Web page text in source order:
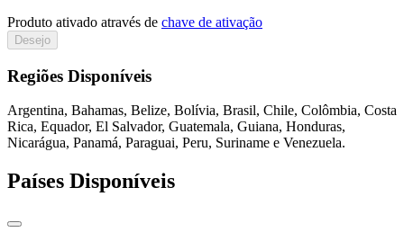
Produto ativado através de chave de ativação
Desejo
Regiões Disponíveis
Argentina, Bahamas, Belize, Bolívia, Brasil, Chile, Colômbia, Costa
Rica, Equador, El Salvador, Guatemala, Guiana, Honduras,
Nicarágua, Panamá, Paraguai, Peru, Suriname e Venezuela.
Países Disponíveis